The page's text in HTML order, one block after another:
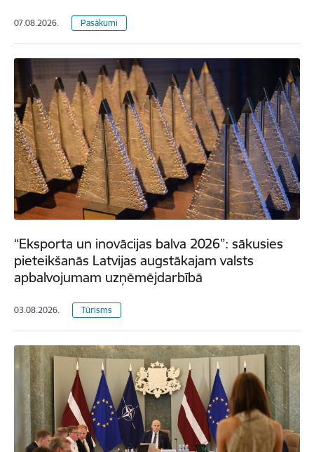
07.08.2026. Pasākumi
“Eksporta un inovācijas balva 2026”: sākusies
pieteikšanās Latvijas augstākajam valsts
apbalvojumam uzņēmējdarbībā
03.08.2026. Tūrisms